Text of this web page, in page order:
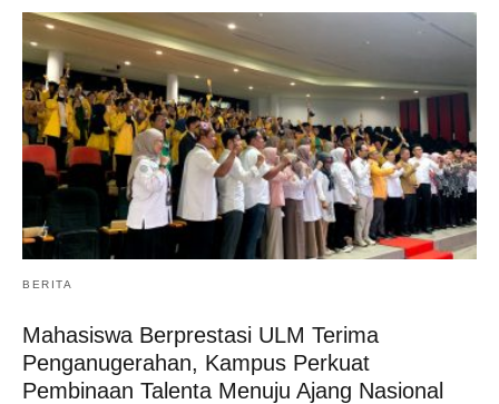
BERITA
Mahasiswa Berprestasi ULM Terima
Penganugerahan, Kampus Perkuat
Pembinaan Talenta Menuju Ajang Nasional